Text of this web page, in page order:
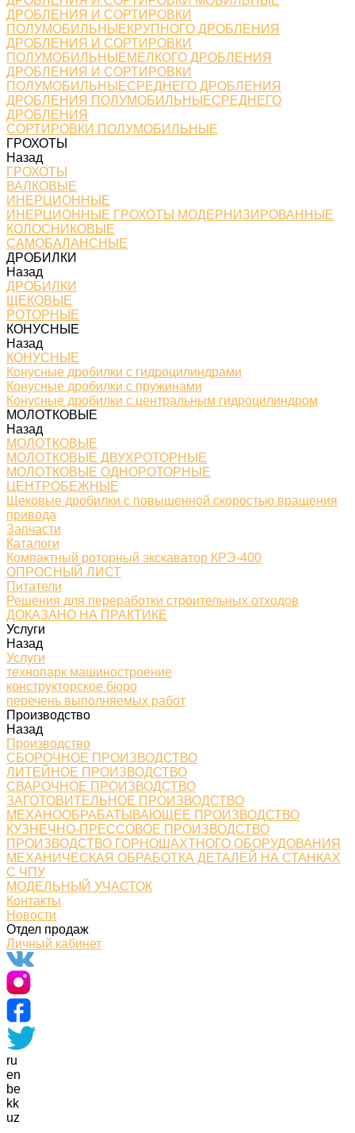
ДРОБЛЕНИЯ И СОРТИРОВКИ
ПОЛУМОБИЛЬНЫЕКРУПНОГО ДРОБЛЕНИЯ
ДРОБЛЕНИЯ И СОРТИРОВКИ
ПОЛУМОБИЛЬНЫЕМЕЛКОГО ДРОБЛЕНИЯ
ДРОБЛЕНИЯ И СОРТИРОВКИ
ПОЛУМОБИЛЬНЫЕСРЕДНЕГО ДРОБЛЕНИЯ
ДРОБЛЕНИЯ ПОЛУМОБИЛЬНЫЕСРЕДНЕГО
ДРОБЛЕНИЯ
СОРТИРОВКИ ПОЛУМОБИЛЬНЫЕ
ГРОХОТЫ
Назад
ГРОХОТЫ
ВАЛКОВЫЕ
ИНЕРЦИОННЫЕ
ИНЕРЦИОННЫЕ ГРОХОТЫ МОДЕРНИЗИРОВАННЫЕ
КОЛОСНИКОВЫЕ
САМОБАЛАНСНЫЕ
ДРОБИЛКИ
Назад
ДРОБИЛКИ
ЩЕКОВЫЕ
РОТОРНЫЕ
КОНУСНЫЕ
Назад
КОНУСНЫЕ
Конусные дробилки с гидроцилиндрами
Конусные дробилки с пружинами
Конусные дробилки с центральным гидроцилиндром
МОЛОТКОВЫЕ
Назад
МОЛОТКОВЫЕ
МОЛОТКОВЫЕ ДВУХРОТОРНЫЕ
МОЛОТКОВЫЕ ОДНОРОТОРНЫЕ
ЦЕНТРОБЕЖНЫЕ
Щековые дробилки с повышенной скоростью вращения
привода
Запчасти
Каталоги
Компактный роторный экскаватор КРЭ-400
ОПРОСНЫЙ ЛИСТ
Питатели
Решения для переработки строительных отходов
ДОКАЗАНО НА ПРАКТИКЕ
Услуги
Назад
Услуги
технопарк машиностроение
конструкторское бюро
перечень выполняемых работ
Производство
Назад
Производство
СБОРОЧНОЕ ПРОИЗВОДСТВО
ЛИТЕЙНОЕ ПРОИЗВОДСТВО
СВАРОЧНОЕ ПРОИЗВОДСТВО
ЗАГОТОВИТЕЛЬНОЕ ПРОИЗВОДСТВО
МЕХАНООБРАБАТЫВАЮЩЕЕ ПРОИЗВОДСТВО
КУЗНЕЧНО-ПРЕССОВОЕ ПРОИЗВОДСТВО
ПРОИЗВОДСТВО ГОРНОШАХТНОГО ОБОРУДОВАНИЯ
МЕХАНИЧЕСКАЯ ОБРАБОТКА ДЕТАЛЕЙ НА СТАНКАХ
С ЧПУ
МОДЕЛЬНЫЙ УЧАСТОК
Контакты
Новости
Отдел продаж
Личный кабинет
ru
en
be
kk
uz